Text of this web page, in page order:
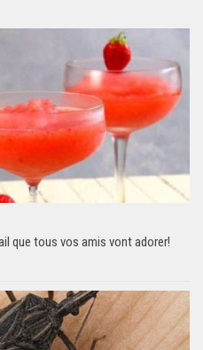
que tous vos amis vont adorer!